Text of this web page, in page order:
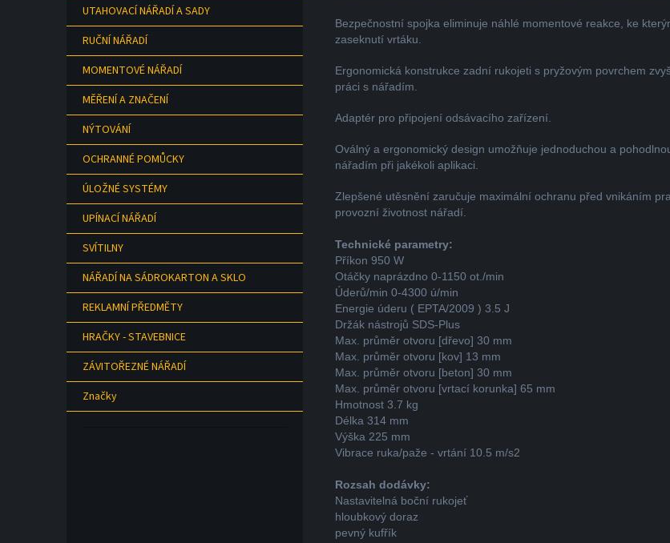
UTAHOVACÍ NÁŘADÍ A SADY
RUČNÍ NÁŘADÍ
MOMENTOVÉ NÁŘADÍ
MĚŘENÍ A ZNAČENÍ
NÝTOVÁNÍ
OCHRANNÉ POMŮCKY
ÚLOŽNÉ SYSTÉMY
UPÍNACÍ NÁŘADÍ
SVÍTILNY
NÁŘADÍ NA SÁDROKARTON A SKLO
REKLAMNÍ PŘEDMĚTY
HRAČKY - STAVEBNICE
ZÁVITOŘEZNÉ NÁŘADÍ
Značky
Bezpečnostní spojka eliminuje náhlé momentové reakce, ke
zaseknutí vrtáku.
Ergonomická konstrukce zadní rukojeti s pryžovým povrchem
práci s nářadím.
Adaptér pro připojení odsávacího zařízení.
Oválný a ergonomický design umožňuje jednoduchou a
nářadím při jakékoli aplikaci.
Zlepšené utěsnění zaručuje maximální ochranu před vnikáním
provozní životnost nářadí.
Technické parametry:
Příkon 950 W
Otáčky naprázdno 0-1150 ot./min
Úderů/min 0-4300 ú/min
Energie úderu ( EPTA/2009 ) 3.5 J
Držák nástrojů SDS-Plus
Max. průměr otvoru [dřevo] 30 mm
Max. průměr otvoru [kov] 13 mm
Max. průměr otvoru [beton] 30 mm
Max. průměr otvoru [vrtací korunka] 65 mm
Hmotnost 3.7 kg
Délka 314 mm
Výška 225 mm
Vibrace ruka/paže - vrtání 10.5 m/s2
Rozsah dodávky:
Nastavitelná boční rukojeť
hloubkový doraz
pevný kufřík